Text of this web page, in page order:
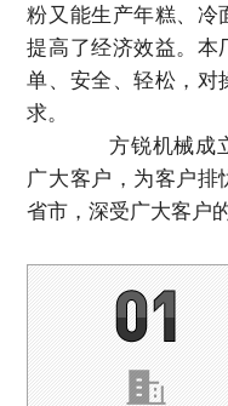
粉又能生产年糕、冷
提高了经济效益。本
单、安全、轻松，对
求。
方锐机械成立
广大客户，为客户排
省市，深受广大客户